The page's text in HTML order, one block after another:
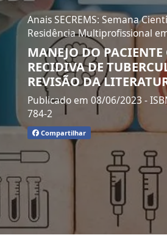
Anais SECREMS: Semana
Residência Multiprofissional
MANEJO DO
RECIDIVA DE
REVISÃO DA
Publicado em 08/06/2023 -
784-2
Compartilhar